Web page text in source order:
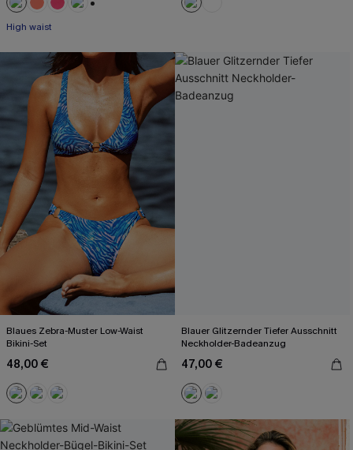
High waist
Blaues Zebra-Muster Low-Waist
Bikini-Set
48,00 €
Blauer Glitzernder Tiefer Ausschnitt
Neckholder-Badeanzug
47,00 €